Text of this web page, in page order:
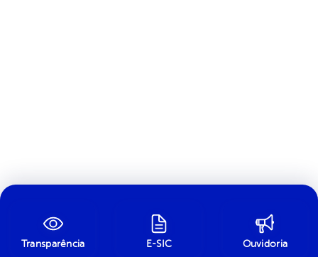
Transparência E-SIC Ouvidoria